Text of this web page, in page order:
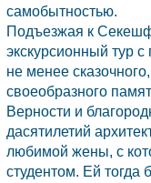
самобытностью.
Подъезжая к
экскурсионный тур
не менее
своеобразного
Верности и
дасятилетий
любимой жены, с
студентом. Ей тогда